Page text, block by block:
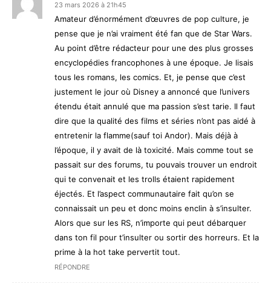
23 mars 2026 à 21h45
Amateur d’énormément d’œuvres de pop culture, je
pense que je n’ai vraiment été fan que de Star Wars.
Au point d’être rédacteur pour une des plus grosses
encyclopédies francophones à une époque. Je lisais
tous les romans, les comics. Et, je pense que c’est
justement le jour où Disney a annoncé que l’univers
étendu était annulé que ma passion s’est tarie. Il faut
dire que la qualité des films et séries n’ont pas aidé à
entretenir la flamme(sauf toi Andor). Mais déjà à
l’époque, il y avait de là toxicité. Mais comme tout se
passait sur des forums, tu pouvais trouver un endroit
qui te convenait et les trolls étaient rapidement
éjectés. Et l’aspect communautaire fait qu’on se
connaissait un peu et donc moins enclin à s’insulter.
Alors que sur les RS, n’importe qui peut débarquer
dans ton fil pour t’insulter ou sortir des horreurs. Et la
prime à la hot take pervertit tout.
RÉPONDRE